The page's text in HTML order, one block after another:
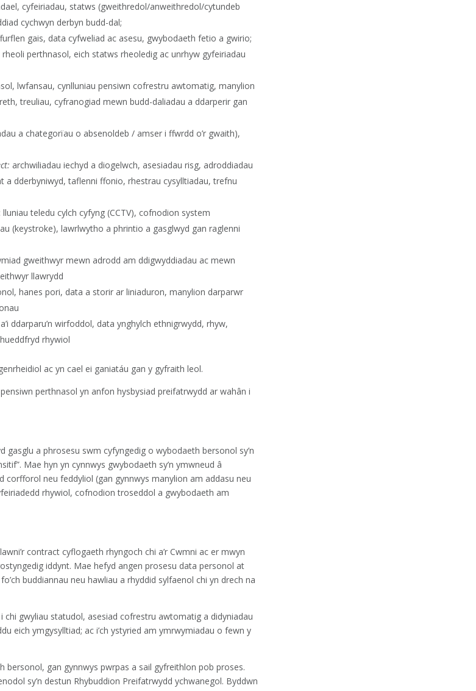
cyfeiriadau, statws (gweithredol/anweithredol/cytundeb
cychwyn derbyn budd-dal;
gais, data cyfweliad ac asesu, gwybodaeth fetio a gwirio;
perthnasol, eich statws rheoledig ac unrhyw gyfeiriadau
lwfansau, cynlluniau pensiwn cofrestru awtomatig, manylion
treuliau, cyfranogiad mewn budd-daliadau a ddarperir gan
a chategorïau o absenoldeb / amser i ffwrdd o’r gwaith),
archwiliadau iechyd a diogelwch, asesiadau risg, adroddiadau
a dderbyniwyd, taflenni ffonio, rhestrau cysylltiadau, trefnu
: lluniau teledu cylch cyfyng (CCTV), cofnodion system
(keystroke), lawrlwytho a phrintio a gasglwyd gan raglenni
gweithwyr mewn adrodd am ddigwyddiadau ac mewn
llawrydd
hanes pori, data a storir ar liniaduron, manylion darparwr
ddarparu’n wirfoddol, data ynghylch ethnigrwydd, rhyw,
rhywiol
ac yn cael ei ganiatáu gan y gyfraith leol.
perthnasol yn anfon hysbysiad preifatrwydd ar wahân i
gasglu a phrosesu swm cyfyngedig o wybodaeth bersonol sy’n
Mae hyn yn cynnwys gwybodaeth sy’n ymwneud â
neu feddyliol (gan gynnwys manylion am addasu neu
rhywiol, cofnodion troseddol a gwybodaeth am
contract cyflogaeth rhyngoch chi a’r Cwmni ac er mwyn
iddynt. Mae hefyd angen prosesu data personol at
buddiannau neu hawliau a rhyddid sylfaenol chi yn drech na
chi gwyliau statudol, asesiad cofrestru awtomatig a didyniadau
eich ymgysylltiad; ac i’ch ystyried am ymrwymiadau o fewn y
bersonol, gan gynnwys pwrpas a sail gyfreithlon pob proses.
sy’n destun Rhybuddion Preifatrwydd ychwanegol. Byddwn